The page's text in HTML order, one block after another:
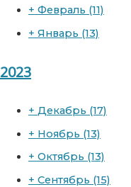
+ Февраль (11)
+ Январь (13)
2023
+ Декабрь (17)
+ Ноябрь (13)
+ Октябрь (13)
+ Сентябрь (15)